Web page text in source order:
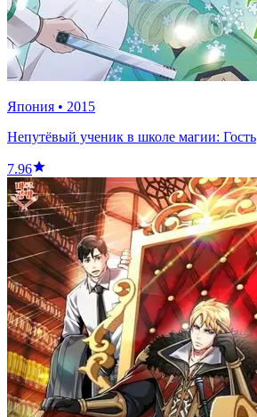
Япония • 2015
Непутёвый ученик в школе магии: Гость
7.96